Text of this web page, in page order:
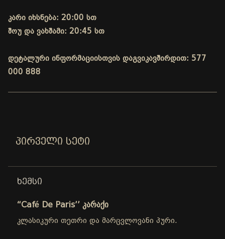
კარი იხსნება: 20:00 სთ
შოუ და ვახშამი: 20:45 სთ
დეტალური ინფორმაციისთვის დაგვიკავშირდით: 577
000 888
ᲞᲘᲠᲕᲔᲚᲘ ᲡᲔᲢᲘ
ᲮᲔᲛᲡᲘ
“Café De Paris’’ კარაქი
კლასიკური თეთრი და მარცვლოვანი პური.